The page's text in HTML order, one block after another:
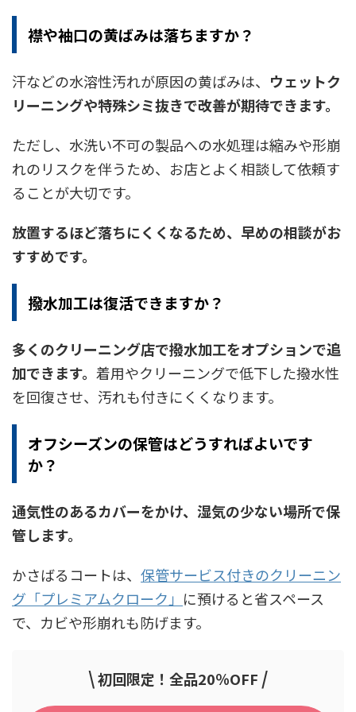
襟や袖口の黄ばみは落ちますか？
汗などの水溶性汚れが原因の黄ばみは、 ウェットク
リーニングや特殊シミ抜きで改善が期待できます。
ただし、水洗い不可の製品への水処理は縮みや形崩
れのリスクを伴うため、お店とよく相談して依頼す
ることが大切です。
放置するほど落ちにくくなるため、早めの相談がお
すすめです。
撥水加工は復活できますか？
多くのクリーニング店で撥水加工をオプションで追
加できます。 着用やクリーニングで低下した撥水性
を回復させ、汚れも付きにくくなります。
オフシーズンの保管はどうすればよいです
か？
通気性のあるカバーをかけ、湿気の少ない場所で保
管します。
かさばるコートは、 保管サービス付きのクリーニン
グ「プレミアムクローク」 に預けると省スペース
で、カビや形崩れも防げます。
\初回限定！全品20％OFF /